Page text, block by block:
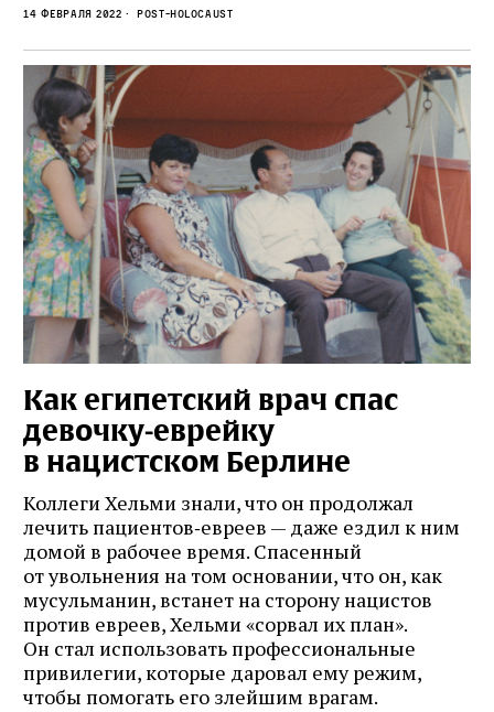
14 февраля 2022 Post-Holocaust
Как египетский врач спас
девочку‑еврейку
в нацистском Берлине
Коллеги Хельми знали, что он продолжал
лечить пациентов‑евреев — даже ездил к ним
домой в рабочее время. Спасенный
от увольнения на том основании, что он, как
мусульманин, встанет на сторону нацистов
против евреев, Хельми «сорвал их план».
Он стал использовать профессиональные
привилегии, которые даровал ему режим,
чтобы помогать его злейшим врагам.